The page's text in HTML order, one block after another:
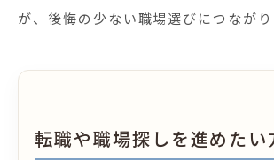
が、後悔の少ない職場選びにつながり
転職や職場探しを進めたい